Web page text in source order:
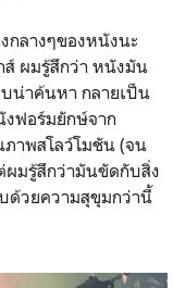
กลางๆของหนังนะ
ส์ ผมรู้สึกว่า หนังมัน
บน่าค้นหา กลายเป็น
ฟอร์มยักษ์จาก
าพสโลว์โมชัน (จน
ผมรู้สึกว่ามันขัดกับสิ่ง
ด้วยความสุขุมกว่านี้